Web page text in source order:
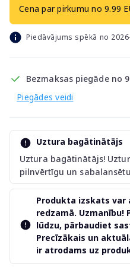
Cena par pirkumu no 9.99
Piedāvājums spēkā no
Bezmaksas piegāde no
Piegādes veidi
Uztura bagātinātājs
Uztura bagātinātājs!
pilnvērtīgu un
Produkta izskats
redzamā. Uzmanību!
lūdzu, pārbaudiet
Precīzākais un
ir atrodams uz